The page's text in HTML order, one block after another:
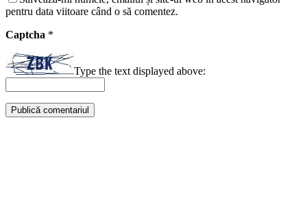
pentru data viitoare când o să comentez.
Captcha *
Type the text displayed above: